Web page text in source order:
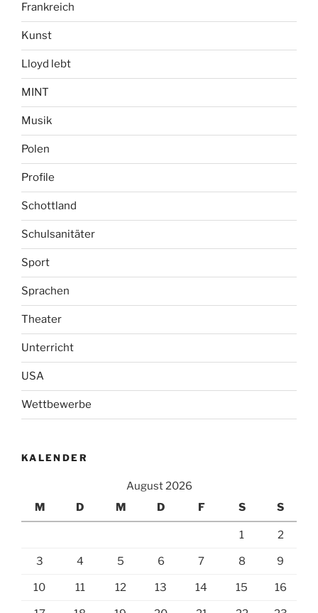
Frankreich
Kunst
Lloyd lebt
MINT
Musik
Polen
Profile
Schottland
Schulsanitäter
Sport
Sprachen
Theater
Unterricht
USA
Wettbewerbe
KALENDER
August 2026
M
D M D F S S
1 2
3 4 5 6 7 8 9
10 11 12 13 14 15 16